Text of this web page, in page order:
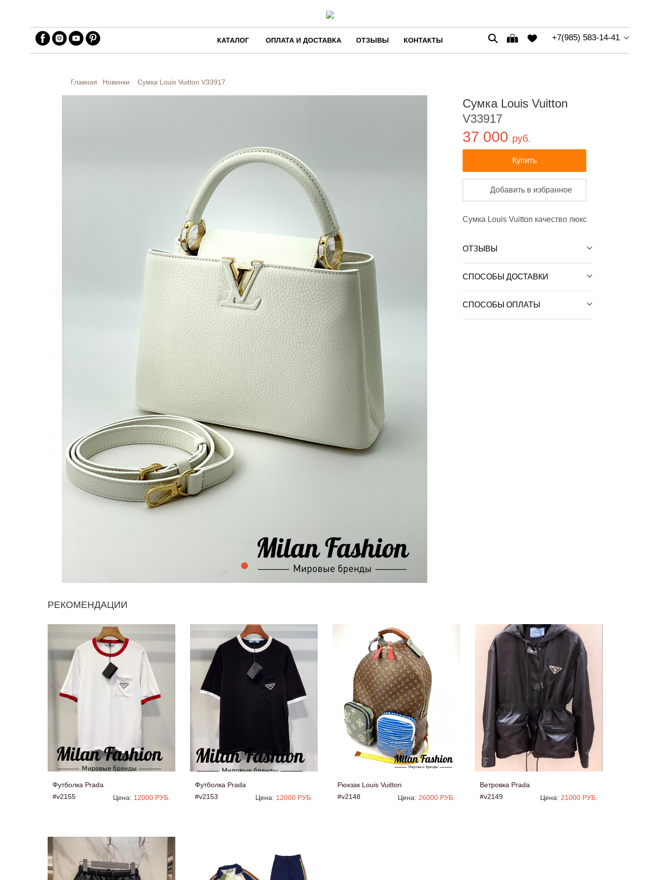
КАТАЛОГ ОПЛАТА И ДОСТАВКА ОТЗЫВЫ КОНТАКТЫ +7(985) 583-14-41
Главная Новинки Сумка Louis Vuitton V33917
Сумка Louis Vuitton
V33917
37 000 руб.
Купить
Добавить в избранное
Сумка Louis Vuitton качество люкс
ОТЗЫВЫ
СПОСОБЫ ДОСТАВКИ
СПОСОБЫ ОПЛАТЫ
РЕКОМЕНДАЦИИ
Футболка Prada
#v2155
Цена: 12000 РУБ.
Футболка Prada
#v2153
Цена: 12000 РУБ.
Рюкзак Louis Vuitton
#v2148
Цена: 26000 РУБ.
Ветровка Prada
#v2149
Цена: 21000 РУБ.